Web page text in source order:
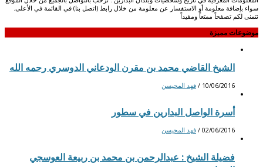
سواء بإضافة معلومة أو الاستفسار عن معلومة من خلال رابط (اتصل بنا) في القائمة في الأعلى.
نتمنى لكم تصفحاً ممتعاً ومفيداً
موضوعات مميزة
الشيخ القاضي محمد بن مقرن الودعاني الدوسري رحمه الله
10/06/2016
/ فهد المحيسن
أسرة الواصل البدارين في سطور
02/06/2016
/ فهد المحيسن
فضيلة الشيخ : عبدالرحمن بن محمد بن ربيعة العوسجي